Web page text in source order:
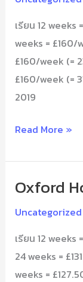
เรียน 12
weeks = £160/
£160/week (=
£160/week (=
2019
Centres
Read More »
Oxford
Uncategorized
เรียน 12
24 weeks =
weeks =
Oxford
College
(OHC)